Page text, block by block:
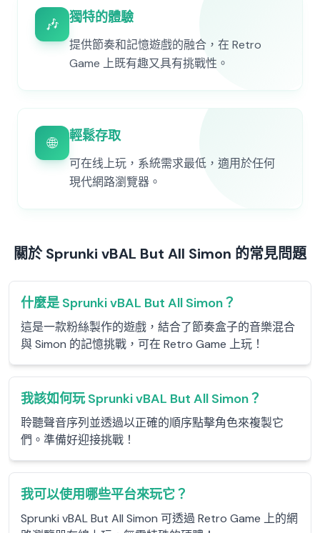
🎶 獨特的體驗
提供節奏和記憶遊戲的融合，在 Retro
Game 上既有趣又具有挑戰性。
🌐 輕鬆存取
可在线上玩，系統需求最低，適用於任何
現代網路瀏覽器。
關於 Sprunki vBAL But All Simon 的常見問題
什麼是 Sprunki vBAL But All Simon？
這是一款粉絲製作的遊戲，結合了節奏盒子的音樂混合
與 Simon 的記憶挑戰，可在 Retro Game 上玩！
我該如何玩 Sprunki vBAL But All Simon？
聆聽聲音序列並透過以正確的順序點擊角色來複製它
們。準備好迎接挑戰！
我可以使用哪些平台來玩它？
Sprunki vBAL But All Simon 可透過 Retro Game 上的網